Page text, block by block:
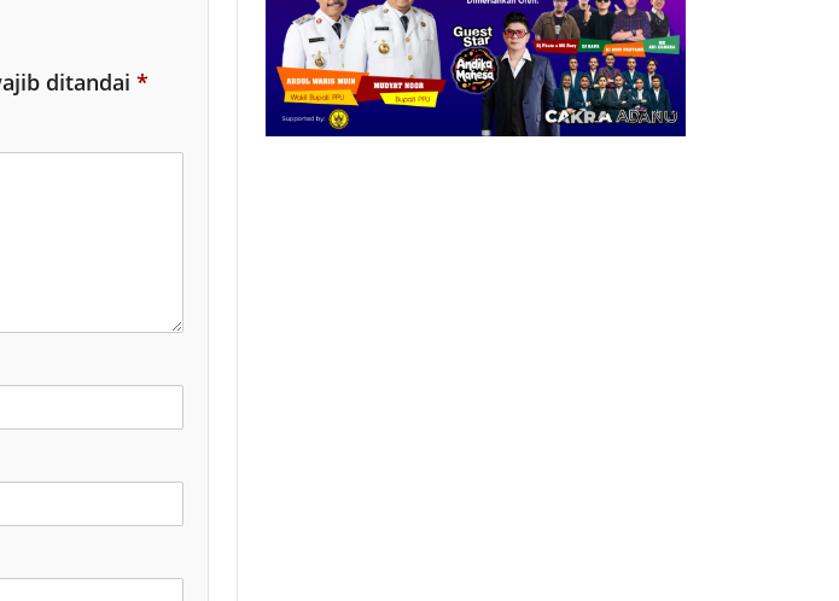
ditandai *